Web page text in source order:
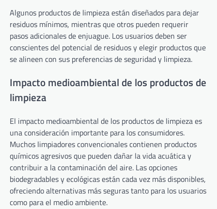
Algunos productos de limpieza están diseñados para dejar
residuos mínimos, mientras que otros pueden requerir
pasos adicionales de enjuague. Los usuarios deben ser
conscientes del potencial de residuos y elegir productos que
se alineen con sus preferencias de seguridad y limpieza.
Impacto medioambiental de los productos de
limpieza
El impacto medioambiental de los productos de limpieza es
una consideración importante para los consumidores.
Muchos limpiadores convencionales contienen productos
químicos agresivos que pueden dañar la vida acuática y
contribuir a la contaminación del aire. Las opciones
biodegradables y ecológicas están cada vez más disponibles,
ofreciendo alternativas más seguras tanto para los usuarios
como para el medio ambiente.